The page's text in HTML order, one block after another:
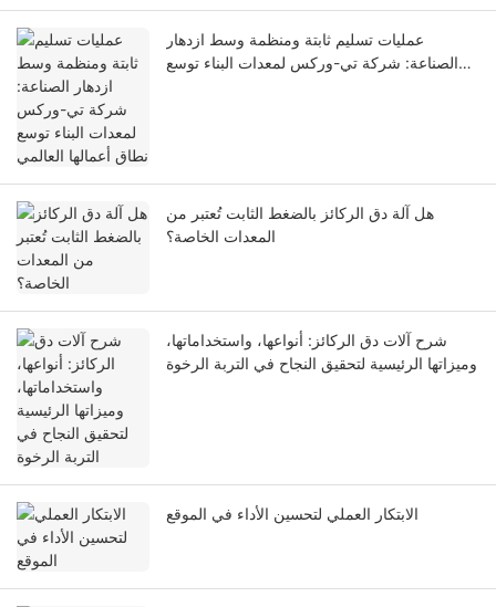
عمليات تسليم ثابتة ومنظمة وسط ازدهار
الصناعة: شركة تي-وركس لمعدات البناء توسع
هل آلة دق الركائز بالضغط الثابت تُعتبر من
المعدات الخاصة؟
شرح آلات دق الركائز: أنواعها، واستخداماتها،
وميزاتها الرئيسية لتحقيق النجاح في التربة الرخوة
الابتكار العملي لتحسين الأداء في الموقع